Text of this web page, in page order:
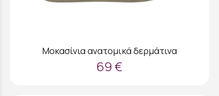
Μοκασίνια ανατομικά δερμάτινα
69 €